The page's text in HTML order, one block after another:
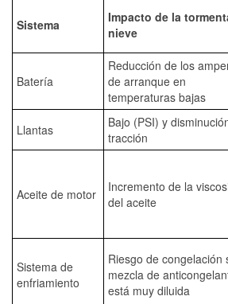
Sistema
Impacto de la
nieve
Batería
Reducción de los
de arranque en
temperaturas bajas
Llantas
Bajo (PSI) y
tracción
Aceite de motor
Incremento de la
del aceite
Sistema de
enfriamiento
Riesgo de congelación
mezcla de
está muy diluida